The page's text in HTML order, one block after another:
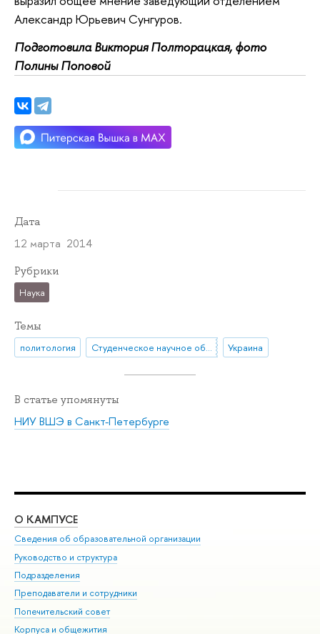
Александр Юрьевич Сунгуров.
Подготовила Виктория Полторацкая, фото
Полины Поповой
Дата
12 марта 2014
Рубрики
Наука
Темы
политология Студенческое научное общество Украина
В статье упомянуты
НИУ ВШЭ в Санкт-Петербурге
О КАМПУСЕ
Сведения об образовательной организации
Руководство и структура
Подразделения
Преподаватели и сотрудники
Попечительский совет
Корпуса и общежития